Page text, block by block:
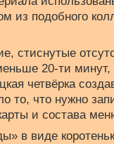
из подобного
стиснутые
20-ти
четвёрка
то, что нужно
и состава
в виде